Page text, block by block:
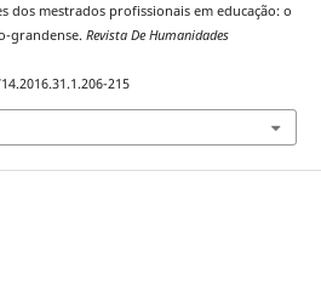
dos mestrados profissionais em educação: o
grandense. Revista De Humanidades
215